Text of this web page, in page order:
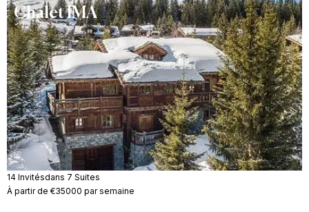
Chalet IMA
14 Invitésdans 7 Suites
À partir de €35000 par semaine